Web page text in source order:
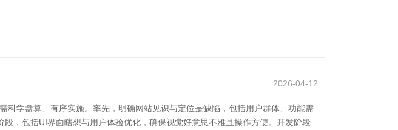
2026-04-12
学盘算、有序实施。率先，明确网站见识与定位是缺陷，包括用户群体、功能需
，包括UI界面瞎想与用户体验优化，确保视觉好意思不雅且操作方便。开发阶段